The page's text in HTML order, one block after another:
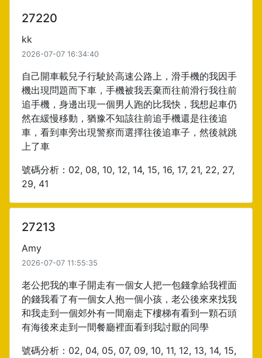
27220
kk
2026-07-07 16:34:40
自己開車載兒子行駛於高速公路上，滑手機的我因手
機出現問題而下車，手機被我丟棄而往前滑行我往前
追手機，身邊出現一個男人跑的比我快，我想起車仍
然在緩慢移動，猶豫不知該往前追手機還是往後追
車，看到車旁出現警察而選擇往後追車子，然後就跳
上了車
號碼分析：02, 08, 10, 12, 14, 15, 16, 17, 21, 22, 27,
29, 41
27213
Amy
2026-07-07 11:55:35
老公把我的車子開走有一個女人把一包錢拿給我裡面
的錢我看了有一個女人抱一個小孩，老公後來來找我
和我走到一個郊外有一間廟走下樓梯有看到一顆石頭
有海後來走到一間餐廳裡面看到我討厭的同學
號碼分析：02, 04, 05, 07, 09, 10, 11, 12, 13, 14, 15,